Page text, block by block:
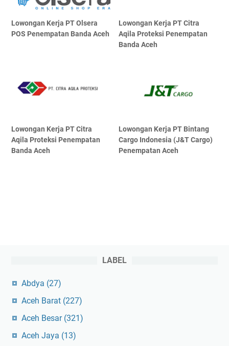
Lowongan Kerja PT Olsera
POS Penempatan Banda Aceh
Lowongan Kerja PT Citra
Aqila Proteksi Penempatan
Banda Aceh
Lowongan Kerja PT Citra
Aqila Proteksi Penempatan
Banda Aceh
Lowongan Kerja PT Bintang
Cargo Indonesia (J&T Cargo)
Penempatan Aceh
LABEL
Abdya (27)
Aceh Barat (227)
Aceh Besar (321)
Aceh Jaya (13)